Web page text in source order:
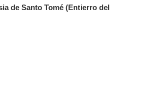
de Santo Tomé (Entierro del